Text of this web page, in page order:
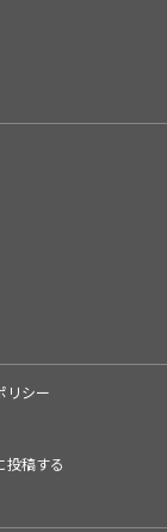
リシー
投稿する